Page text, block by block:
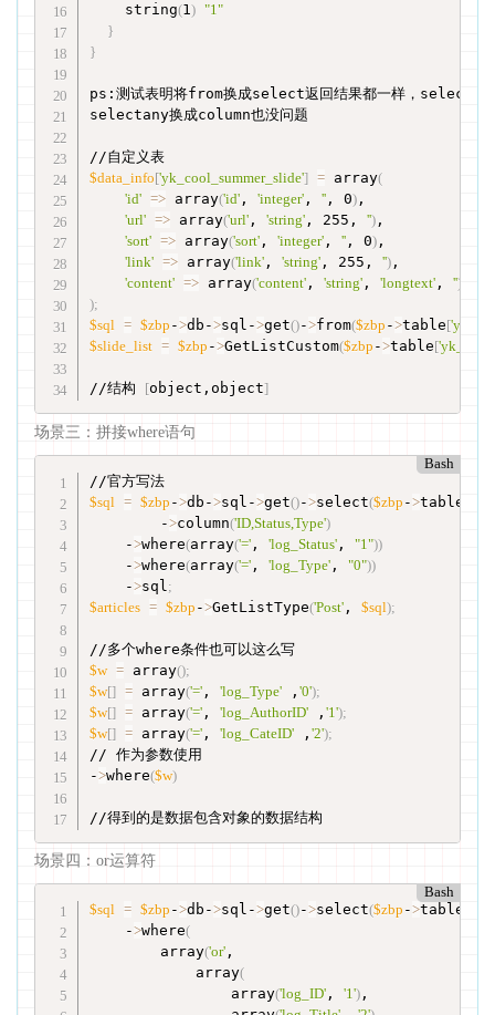
    string
(1) "1"
}
}
ps:测试表明将from换成select返回结果都一样，
selectany换成column也没问题
$data_info['yk_cool_summer_slide'] = array(
'id' => array('id' , 'integer' , '' , 0) ,
'url' => array('url' , 'string' , 255, '') ,
'sort' => array('sort' , 'integer' , '' , 0) ,
'link' => array('link' , 'string' , 255, '') ,
'content' => array('content' , 'string' , 'longtext' , '')
);
$sql = $zbp ->db->sql->get()->from($zbp ->table[
$slide_list = $zbp ->GetListCustom($zbp ->table[
//结构 [object,object]
场景三：拼接where语句
Bash
$sql
= $zbp ->db->sql->get()->select($zbp ->table
        -
>column('ID,Status,Type')
    -
>where(array('=' , 'log_Status' , "1"))
    -
>where(array('=' , 'log_Type' , "0"))
    -
>sql ;
$articles = $zbp ->GetListType('Post' , $sql);
$w = array();
$w[] = array('=' , 'log_Type' ,'0');
$w[] = array('=' , 'log_AuthorID' ,'1');
$w[] = array('=' , 'log_CateID' ,'2');
// 作为参数使用
->where($w)
//得到的是数据包含对象的数据结构
场景四：or运算符
Bash
$sql = $zbp ->db->sql->get()->select($zbp ->table
    -
>where(
        array
('or' ,
            array
(
                array
('log_ID' , '1') ,